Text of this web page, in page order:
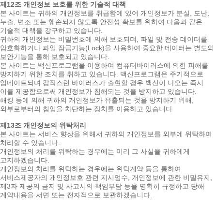
제12조 개인정보 보호를 위한 기술적 대책
본 사이트는 귀하의 개인정보를 취급함에 있어 개인정보가 분실, 도난,
누출, 변조 또는 훼손되지 않도록 안전성 확보를 위하여 다음과 같은
기술적 대책을 강구하고 있습니다.
귀하의 개인정보는 비밀번호에 의해 보호되며, 파일 및 전송 데이터를
암호화하거나 파일 잠금기능(Lock)을 사용하여 중요한 데이터는 별도의
보안기능을 통해 보호되고 있습니다.
본 사이트는 백신프로그램을 이용하여 컴퓨터바이러스에 의한 피해를
방지하기 위한 조치를 취하고 있습니다. 백신프로그램은 주기적으로
업데이트되며 갑작스런 바이러스가 출현할 경우 백신이 나오는 즉시
이를 제공함으로써 개인정보가 침해되는 것을 방지하고 있습니다.
해킹 등에 의해 귀하의 개인정보가 유출되는 것을 방지하기 위해,
외부로부터의 침입을 차단하는 장치를 이용하고 있습니다.
제13조 개인정보의 위탁처리
본 사이트는 서비스 향상을 위해서 귀하의 개인정보를 외부에 위탁하여
처리할 수 있습니다.
개인정보의 처리를 위탁하는 경우에는 미리 그 사실을 귀하에게
고지하겠습니다.
개인정보의 처리를 위탁하는 경우에는 위탁계약 등을 통하여
서비스제공자의 개인정보호 관련 지시엄수, 개인정보에 관한 비밀유지,
제3자 제공의 금지 및 사고시의 책임부담 등을 명확히 규정하고 당해
계약내용을 서면 또는 전자적으로 보관하겠습니다.